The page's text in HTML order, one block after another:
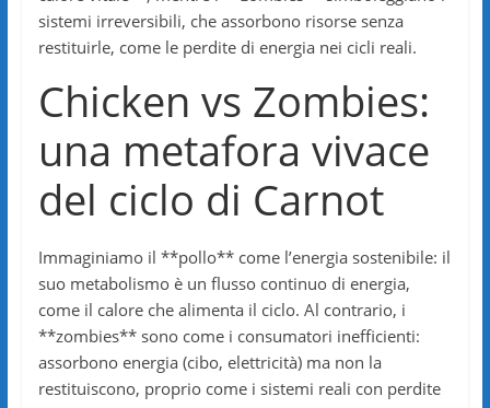
sistemi irreversibili, che assorbono risorse senza
restituirle, come le perdite di energia nei cicli reali.
Chicken vs Zombies:
una metafora vivace
del ciclo di Carnot
Immaginiamo il **pollo** come l’energia sostenibile: il
suo metabolismo è un flusso continuo di energia,
come il calore che alimenta il ciclo. Al contrario, i
**zombies** sono come i consumatori inefficienti:
assorbono energia (cibo, elettricità) ma non la
restituiscono, proprio come i sistemi reali con perdite